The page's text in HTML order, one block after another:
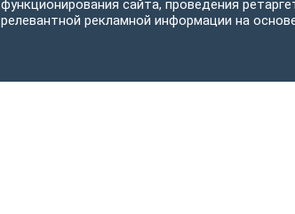
функционирования сайта, проведения
релевантной рекламной информации на